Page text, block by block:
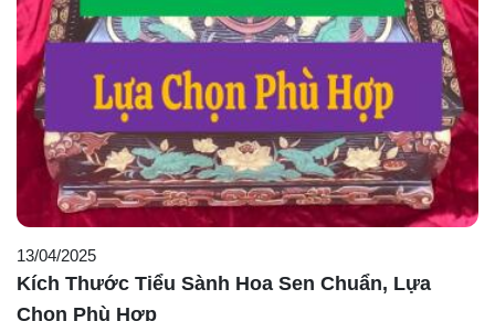
13/04/2025
Kích Thước Tiểu Sành Hoa Sen Chuẩn, Lựa
Chọn Phù Hợp